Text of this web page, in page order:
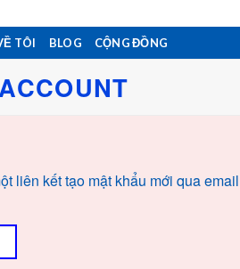
TÔI BLOG CỘNG ĐỒNG
liên kết tạo mật khẩu mới qua